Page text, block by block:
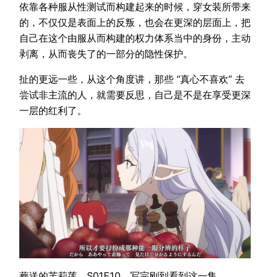
依靠各种服从性测试而构建起来的时候，穿女装所带来
的，不仅仅是表面上的反叛，也会在更深的层面上，把
自己在这个由服从而构建的权力体系当中的身份，主动
剥离，从而丧失了的一部分的隐性保护。
扯的更远一些，从这个角度讲，那些 “真心不喜欢” 去
尝试非主流的人，就需要反思，自己是不是在享受更深
一层的红利了。